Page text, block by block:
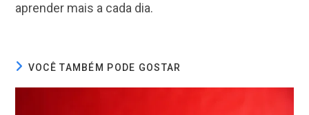
aprender mais a cada dia.
VOCÊ TAMBÉM PODE GOSTAR